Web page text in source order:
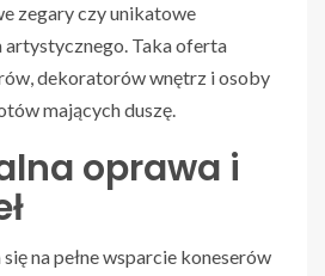
zegary czy unikatowe
artystycznego. Taka oferta
dekoratorów wnętrz i osoby
mających duszę.
oprawa i
na pełne wsparcie koneserów